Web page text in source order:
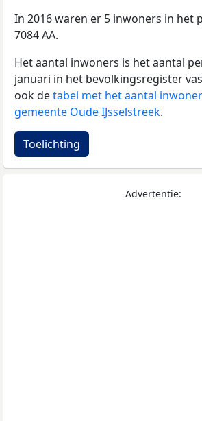
In 2016 waren er 5 inwoners in het
7084 AA.
Het aantal inwoners is het aantal
januari in het bevolkingsregister
ook detabel met het aantal
gemeente Oude IJsselstreek.
Toelichting
Advertentie: